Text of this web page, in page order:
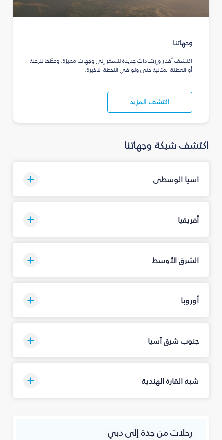
وجهاتنا
اكتشف أفكار وإرشادات جديدة للسفر إلى وجهات مميزة، وخطّط للرحلة
أو العطلة المثالية حتى ولو في اللحظة الأخيرة.
اكتشف المزيد
اكتشف شبكة وجهاتنا
آسيا الوسطى
أفريقيا
الشرق الأوسط
أوروبا
جنوب شرق آسيا
شبه القارة الهندية
رحلات من جدة إلى دبي